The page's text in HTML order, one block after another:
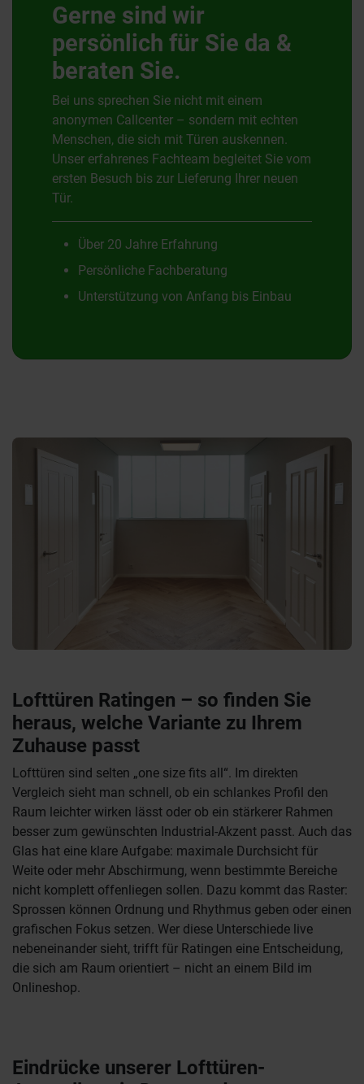
Gerne sind wir
persönlich für Sie da &
beraten Sie.
Bei uns sprechen Sie nicht mit einem
anonymen Callcenter – sondern mit echten
Menschen, die sich mit Türen auskennen.
Unser erfahrenes Fachteam begleitet Sie vom
ersten Besuch bis zur Lieferung Ihrer neuen
Tür.
Über 20 Jahre Erfahrung
Persönliche Fachberatung
Unterstützung von Anfang bis Einbau
Lofttüren Ratingen – so finden Sie
heraus, welche Variante zu Ihrem
Zuhause passt
Lofttüren sind selten „one size fits all“. Im direkten
Vergleich sieht man schnell, ob ein schlankes Profil den
Raum leichter wirken lässt oder ob ein stärkerer Rahmen
besser zum gewünschten Industrial-Akzent passt. Auch das
Glas hat eine klare Aufgabe: maximale Durchsicht für
Weite oder mehr Abschirmung, wenn bestimmte Bereiche
nicht komplett offenliegen sollen. Dazu kommt das Raster:
Sprossen können Ordnung und Rhythmus geben oder einen
grafischen Fokus setzen. Wer diese Unterschiede live
nebeneinander sieht, trifft für Ratingen eine Entscheidung,
die sich am Raum orientiert – nicht an einem Bild im
Onlineshop.
Eindrücke unserer Lofttüren-